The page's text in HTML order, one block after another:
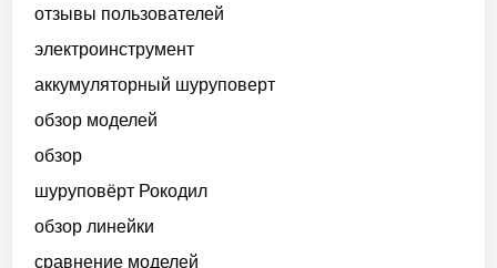
отзывы пользователей
электроинструмент
аккумуляторный шуруповерт
обзор моделей
обзор
шуруповёрт Рокодил
обзор линейки
сравнение моделей